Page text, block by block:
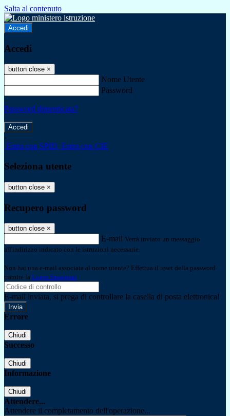
Salta al contenuto
Accedi
Accedi
button close ×
Nome Utente
Password
Password dimenticata?
-
Entra con SPID Entra con CIE
Seleziona utente
button close ×
Recupero password
button close ×
E-mail Verrà inviato un messaggio
all'indirizzo indicato con le istruzioni necessarie.
Non hai una e-mail associata al nome utente? Effettua il reset della password
tramite la Login Spaggiari
E-mail inviata, si prega di controllare la casella di posta elettronica!
Errore
Chiudi
Successo
Chiudi
Informazione
Chiudi
Attendere...
Attendere il completamento dell'operazione...